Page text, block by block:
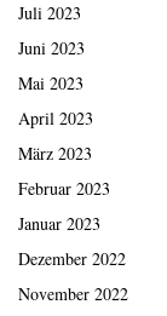
Juli 2023
Juni 2023
Mai 2023
April 2023
März 2023
Februar 2023
Januar 2023
Dezember 2022
November 2022